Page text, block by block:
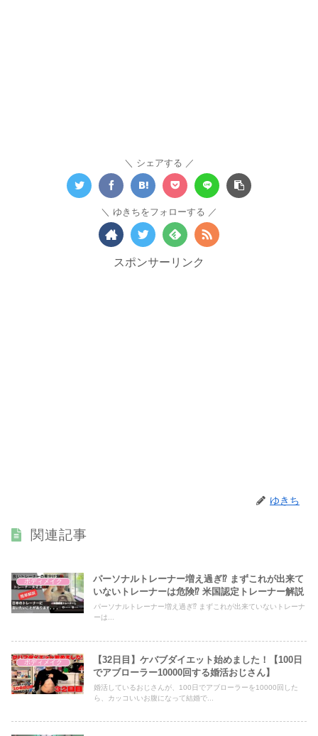
シェアする
ゆきちをフォローする
スポンサーリンク
ゆきち
関連記事
ボディメイク
パーソナルトレーナー増え過ぎ⁉️ まずこれが出来て
いないトレーナーは危険⁉️ 米国認定トレーナー解説
パーソナルトレーナー増え過ぎ⁉️ まずこれが出来ていないトレーナ
ーは...
ボディメイク
【32日目】ケバブダイエット始めました！【100日
でアブローラー10000回する婚活おじさん】
婚活しているおじさんが、100日でアブローラーを10000回した
ら、カッコいいお腹になって結婚で...